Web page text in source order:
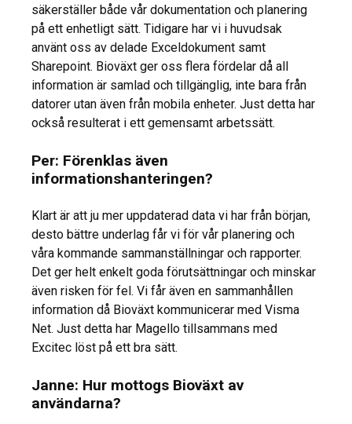
säkerställer både vår dokumentation och planering
på ett enhetligt sätt. Tidigare har vi i huvudsak
använt oss av delade Exceldokument samt
Sharepoint. Bioväxt ger oss flera fördelar då all
information är samlad och tillgänglig, inte bara från
datorer utan även från mobila enheter. Just detta har
också resulterat i ett gemensamt arbetssätt.
Per: Förenklas även
informationshanteringen?
Klart är att ju mer uppdaterad data vi har från början,
desto bättre underlag får vi för vår planering och
våra kommande sammanställningar och rapporter.
Det ger helt enkelt goda förutsättningar och minskar
även risken för fel. Vi får även en sammanhållen
information då Bioväxt kommunicerar med Visma
Net. Just detta har Magello tillsammans med
Excitec löst på ett bra sätt.
Janne: Hur mottogs Bioväxt av
användarna?